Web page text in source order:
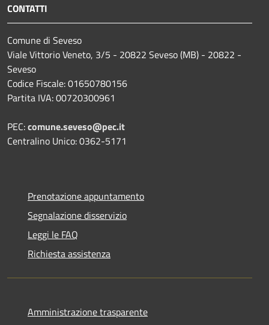
CONTATTI
Comune di Seveso
Viale Vittorio Veneto, 3/5 - 20822 Seveso (MB) - 20822 -
Seveso
Codice Fiscale: 01650780156
Partita IVA: 00720300961
PEC:comune.seveso@pec.it
Centralino Unico: 0362-5171
Prenotazione appuntamento
Segnalazione disservizio
Leggi le FAQ
Richiesta assistenza
Amministrazione trasparente